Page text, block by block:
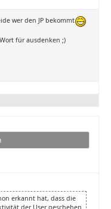
wer den JP bekommt
für ausdenken ;)
erkannt hat, dass die
der User geschehen